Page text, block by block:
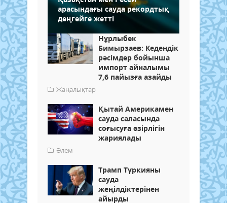
арасындағы сауда рекордтық
деңгейге жетті
Нұрлыбек
Бимырзаев: Кедендік
рәсімдер бойынша
импорт айналымы
7,6 пайызға азайды
Жаңалықтар
Қытай Америкамен
сауда саласында
соғысуға әзірлігін
жариялады
Әлем
Трамп Түркияны
сауда
жеңілдіктерінен
айырды